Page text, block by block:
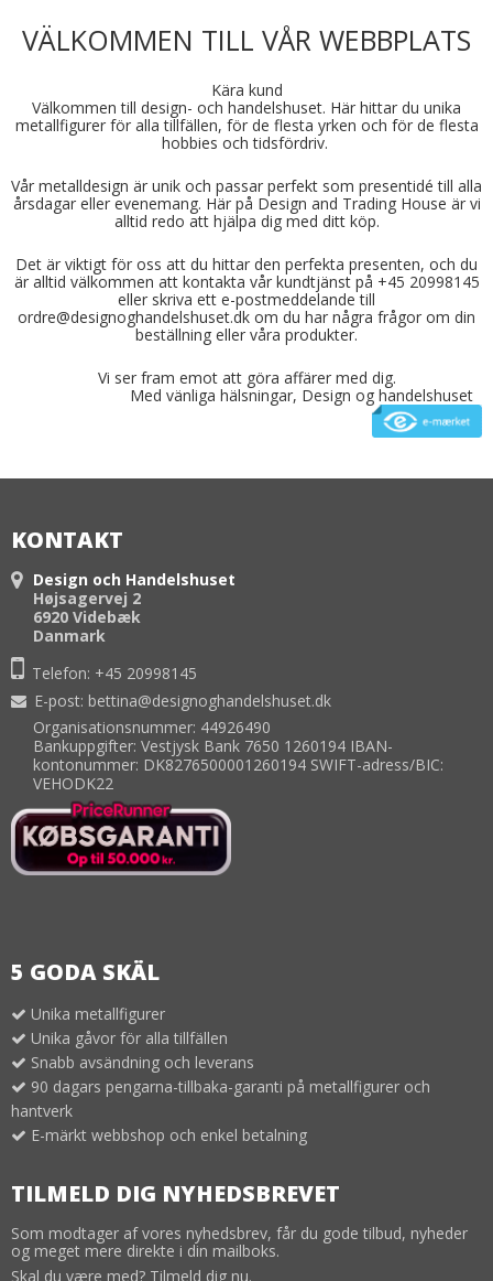
VÄLKOMMEN TILL VÅR WEBBPLATS
Kära kund
Välkommen till design- och handelshuset. Här hittar du unika
metallfigurer för alla tillfällen, för de flesta yrken och för de flesta
hobbies och tidsfördriv.
Vår metalldesign är unik och passar perfekt som presentidé till alla
årsdagar eller evenemang. Här på Design and Trading House är vi
alltid redo att hjälpa dig med ditt köp.
Det är viktigt för oss att du hittar den perfekta presenten, och du
är alltid välkommen att kontakta vår kundtjänst på +45 20998145
eller skriva ett e-postmeddelande till
ordre@designoghandelshuset.dk om du har några frågor om din
beställning eller våra produkter.
Vi ser fram emot att göra affärer med dig.
Med vänliga hälsningar, Design og handelshuset
KONTAKT
Design och Handelshuset
Højsagervej 2
6920 Videbæk
Danmark
Telefon: +45 20998145
E-post: bettina@designoghandelshuset.dk
Organisationsnummer: 44926490
Bankuppgifter: Vestjysk Bank 7650 1260194 IBAN-
kontonummer: DK8276500001260194 SWIFT-adress/BIC:
VEHODK22
5 GODA SKÄL
Unika metallfigurer
Unika gåvor för alla tillfällen
Snabb avsändning och leverans
90 dagars pengarna-tillbaka-garanti på metallfigurer och
hantverk
E-märkt webbshop och enkel betalning
TILMELD DIG NYHEDSBREVET
Som modtager af vores nyhedsbrev, får du gode tilbud, nyheder
og meget mere direkte i din mailboks.
Skal du være med? Tilmeld dig nu.